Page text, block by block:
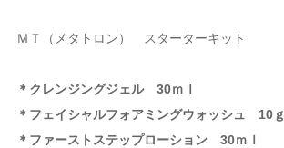
ＭＴ（メタトロン） スターターキット
＊クレンジングジェル 30ｍｌ
＊フェイシャルフォアミングウォッシュ 10ｇ
＊ファーストステップローション 30ｍｌ